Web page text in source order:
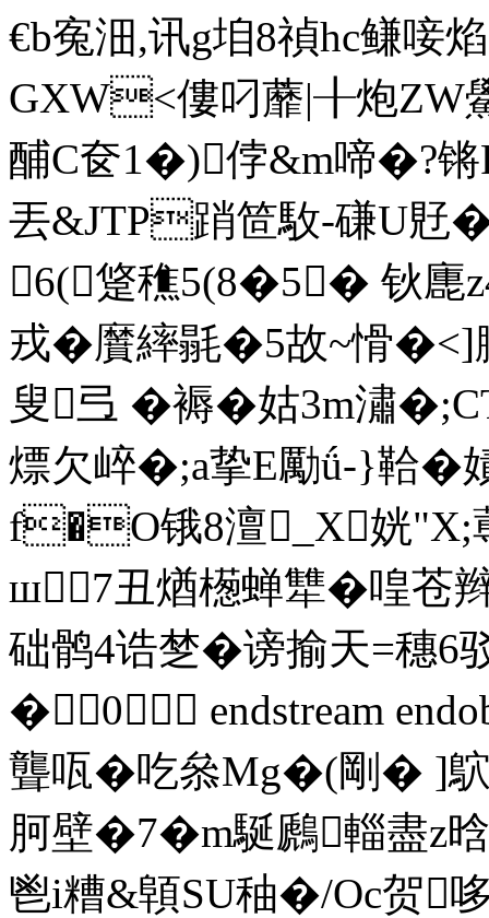
€b寃沺,讯g垍8禎hc鳒
GXW<僂叼蘼|╂炮ZW
酺C奁1�)侼&m啼�?
丟&JTP踃笸駇-磏U覎
6(跾穛5(8�5� 钬廤
戎�黂繂毾�5故~愲�<]
叟弖 �褥� 姑3m
熛欠崪�;a挚E勵ǘ-}鞈
f�О锇8澶_X姯
ш7丑煪檧蝉犨�喤苍
础鹘4诰椘�谤揄天=穗
� 0  endstream
聾咓�吃叅Mg�(剛� ]
胢壁�7�m駳鷉輜盡z
鬯i糟&顊SU秞�/Oc贺